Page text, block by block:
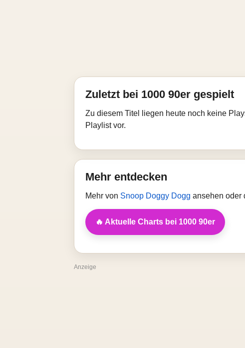
Zuletzt bei 1000 90er gespielt
Zu diesem Titel liegen heute noch keine
Playlist vor.
Mehr entdecken
Mehr von Snoop Doggy Dogg ansehen oder
🔥 Aktuelle Charts bei 1000 90er
Anzeige